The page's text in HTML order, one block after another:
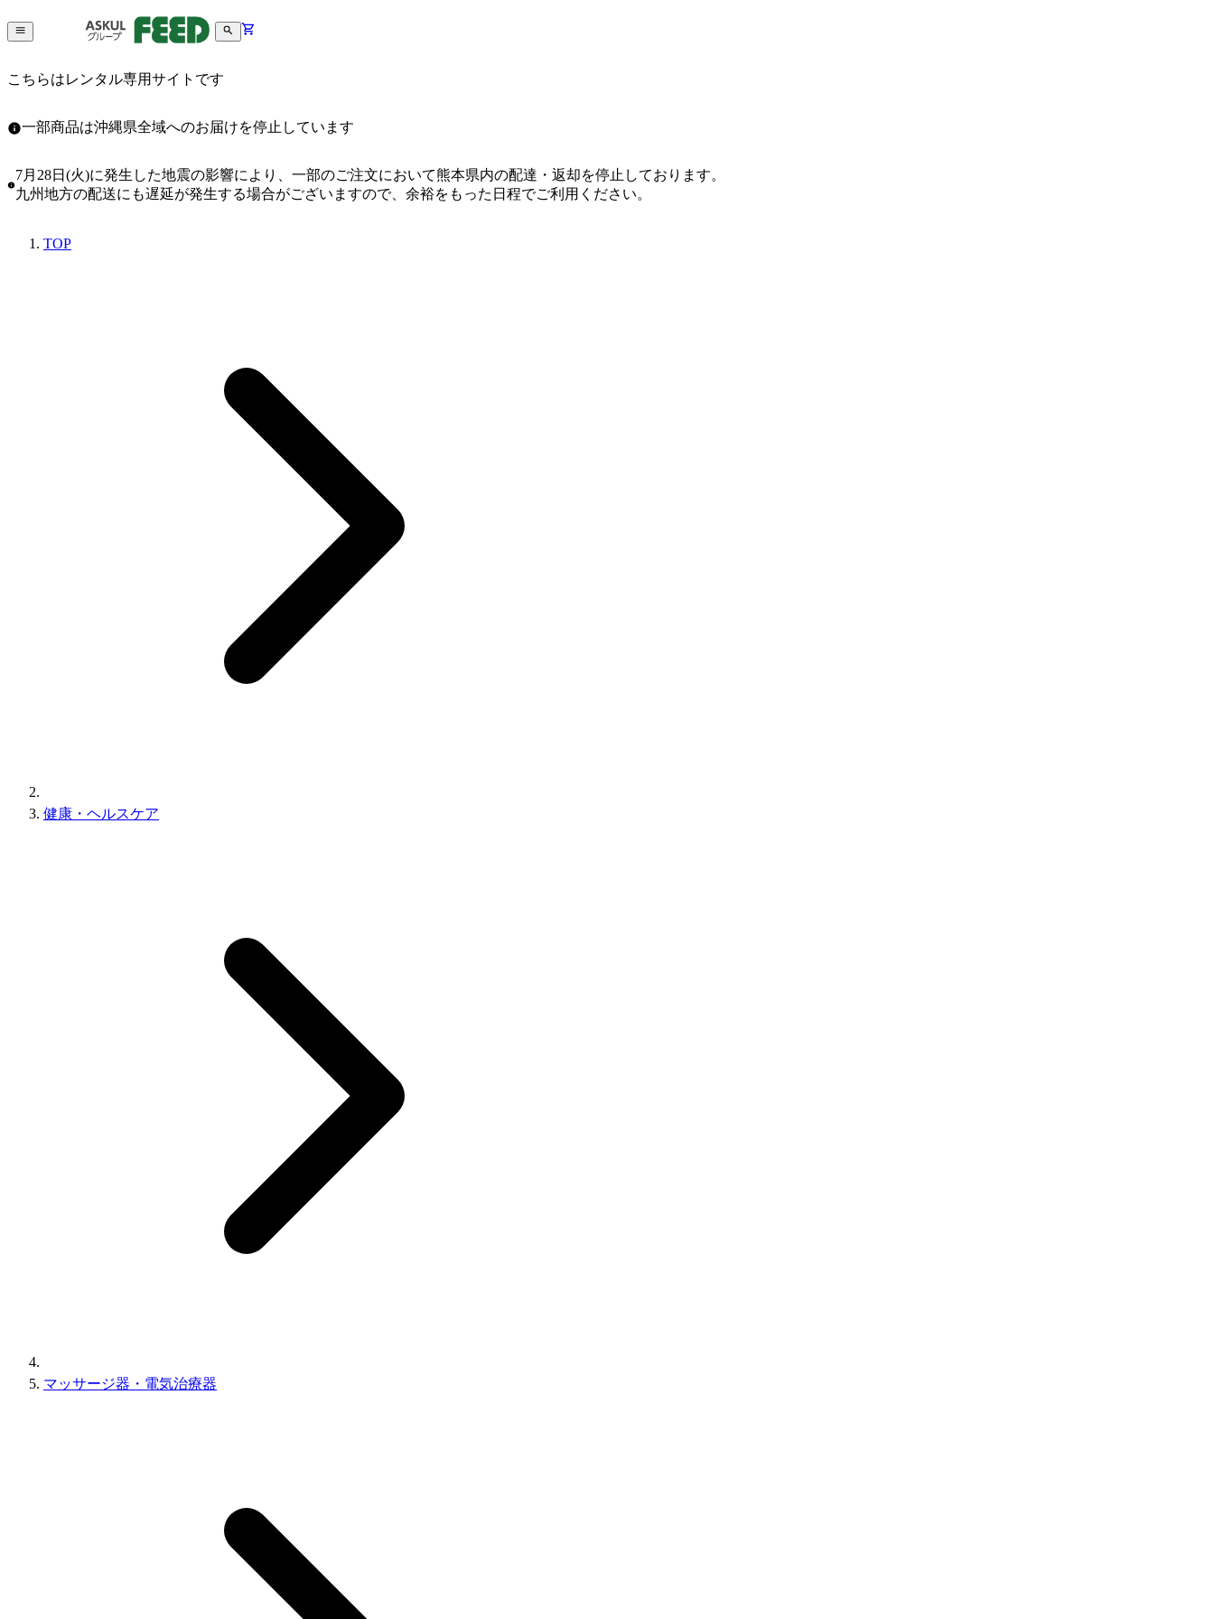
こちらはレンタル専用サイトです
一部商品は沖縄県全域へのお届けを停止しています
7月28日(火)に発生した地震の影響により、一部のご注文において熊本県内の配達・返却を停止しております。
九州地方の配送にも遅延が発生する場合がございますので、余裕をもった日程でご利用ください。
TOP
健康・ヘルスケア
マッサージ器・電気治療器